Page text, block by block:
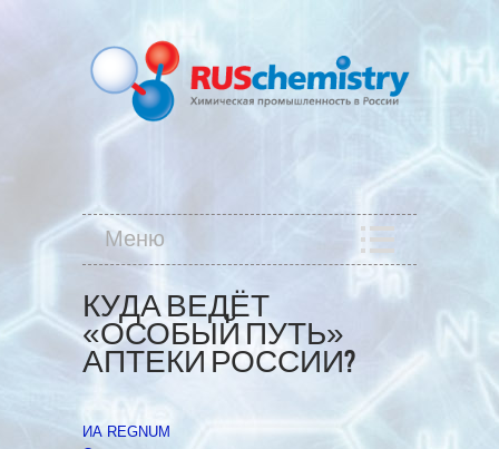
Меню
КУДА ВЕДЁТ
«ОСОБЫЙ ПУТЬ»
АПТЕКИ РОССИИ?
ИА REGNUM